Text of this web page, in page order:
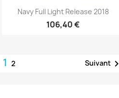
Aperçu rapide
Navy Full Light Release 2018
106,40 €
1 2 Suivant